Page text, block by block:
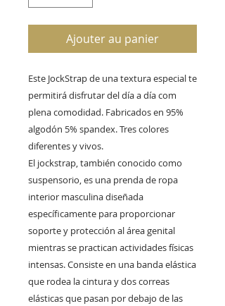
Ajouter au panier
Este JockStrap de una textura especial te
permitirá disfrutar del día a día com
plena comodidad. Fabricados en 95%
algodón 5% spandex. Tres colores
diferentes y vivos.
El jockstrap, también conocido como
suspensorio, es una prenda de ropa
interior masculina diseñada
específicamente para proporcionar
soporte y protección al área genital
mientras se practican actividades físicas
intensas. Consiste en una banda elástica
que rodea la cintura y dos correas
elásticas que pasan por debajo de las